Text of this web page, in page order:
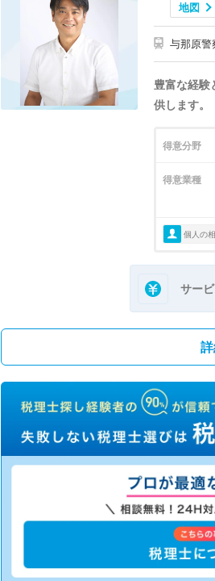
地図
与那原警
豊富な経験
供します。
得意分野
得意業種
個人の
サー